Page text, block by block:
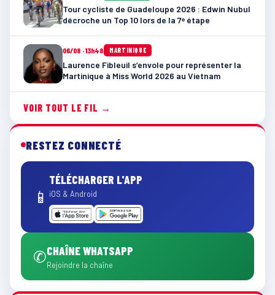
Tour cycliste de Guadeloupe 2026 : Edwin Nubul
décroche un Top 10 lors de la 7ᵉ étape
06/08 · 13h48 MARTINIQUE
Laurence Fibleuil s’envole pour représenter la
Martinique à Miss World 2026 au Vietnam
VOIR TOUT LE FIL →
RESTEZ CONNECTÉ
📱
TÉLÉCHARGER L'APP
iOS & Android
✆CHAÎNE WHATSAPP
Rejoindre la chaîne